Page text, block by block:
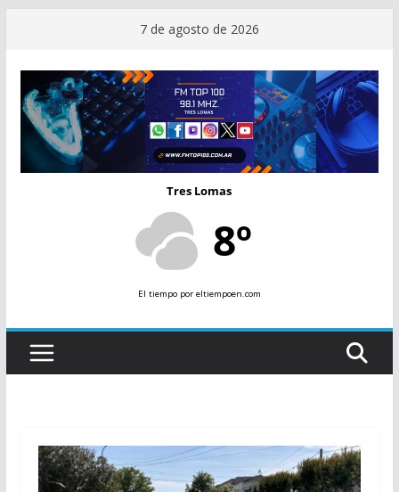
contenido
7 de agosto de 2026
Tres Lomas
8º
El tiempopor eltiempoen.com